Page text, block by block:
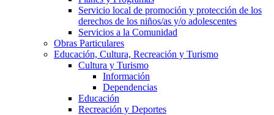
Servicio local de promoción y protección de los
derechos de los niños/as y/o adolescentes
Servicios a la Comunidad
Obras Particulares
Educación, Cultura, Recreación y Turismo
Cultura y Turismo
Información
Dependencias
Educación
Recreación y Deportes